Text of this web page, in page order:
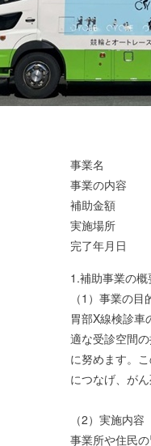
事業名
事業の内容
補助金額
実施場所 三
完了年月日
1.補助事業の概
（1）事業の目
胃部X線検診
適な受診空間
に努めます。
につなげ、が
（2）実施内容
事業所や住民